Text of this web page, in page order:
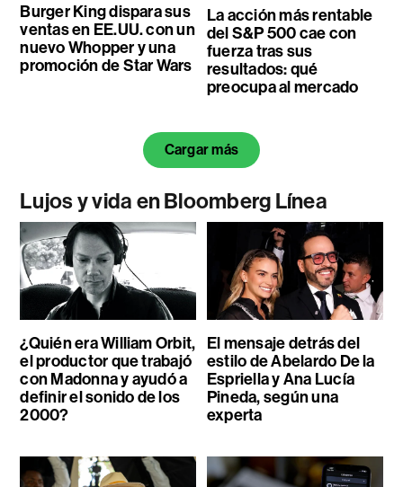
Burger King dispara sus
ventas en EE.UU. con un
nuevo Whopper y una
promoción de Star Wars
La acción más rentable
del S&P 500 cae con
fuerza tras sus
resultados: qué
preocupa al mercado
Cargar más
Lujos y vida en Bloomberg Línea
¿Quién era William Orbit,
el productor que trabajó
con Madonna y ayudó a
definir el sonido de los
2000?
El mensaje detrás del
estilo de Abelardo De la
Espriella y Ana Lucía
Pineda, según una
experta